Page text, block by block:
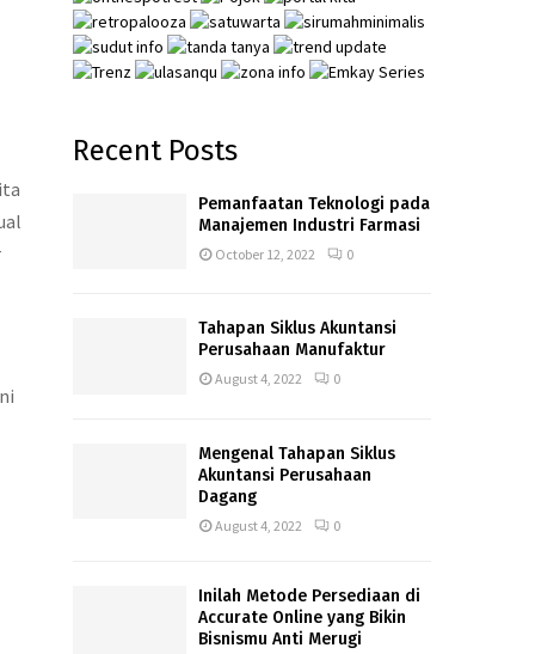
Recent Posts
Pemanfaatan Teknologi pada
Manajemen Industri Farmasi
October 12, 2022 0
Tahapan Siklus Akuntansi
Perusahaan Manufaktur
August 4, 2022 0
Mengenal Tahapan Siklus
Akuntansi Perusahaan
Dagang
August 4, 2022 0
Inilah Metode Persediaan di
Accurate Online yang Bikin
Bisnismu Anti Merugi